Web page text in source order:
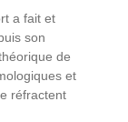
a fait et
son
de
et
réfractent